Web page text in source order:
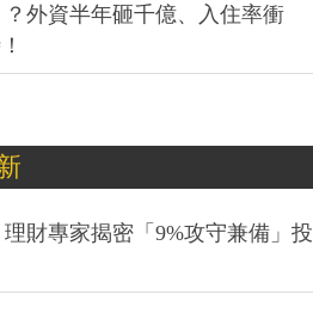
外資半年砸千億、入住率衝
財專家揭密「9%攻守兼備」投